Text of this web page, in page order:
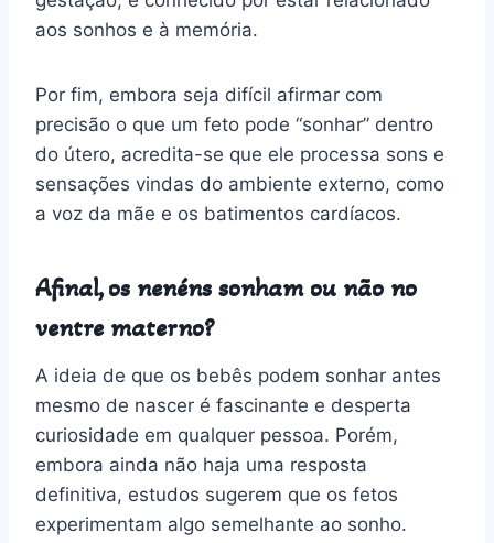
aos sonhos e à memória.
Por fim, embora seja difícil afirmar com
precisão o que um feto pode “sonhar” dentro
do útero, acredita-se que ele processa sons e
sensações vindas do ambiente externo, como
a voz da mãe e os batimentos cardíacos.
Afinal, os nenéns sonham ou não no
ventre materno?
A ideia de que os bebês podem sonhar antes
mesmo de nascer é fascinante e desperta
curiosidade em qualquer pessoa. Porém,
embora ainda não haja uma resposta
definitiva, estudos sugerem que os fetos
experimentam algo semelhante ao sonho.